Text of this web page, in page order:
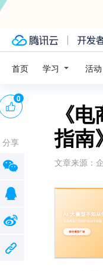
首页 学习 活动
《
指南
文章来源：
0
分享